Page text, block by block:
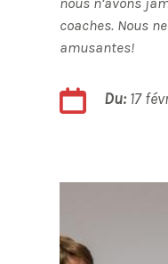
coaches. Nous
amusantes!
Du:17